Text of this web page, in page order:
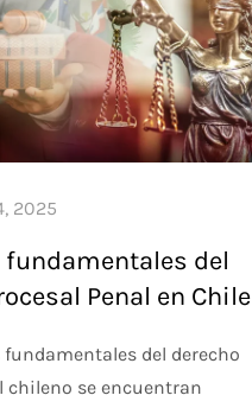
del
Penal en Chile
del derecho
chileno se encuentran